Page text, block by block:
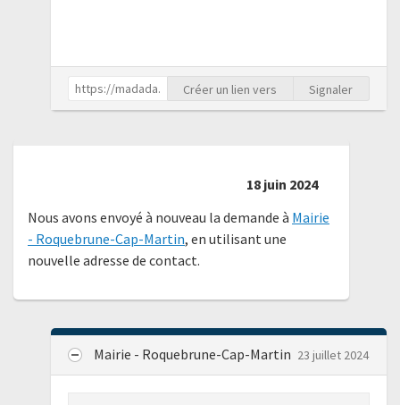
Créer un lien vers Signaler
18 juin 2024
Nous avons envoyé à nouveau la demande à Mairie
- Roquebrune-Cap-Martin, en utilisant une
nouvelle adresse de contact.
Mairie - Roquebrune-Cap-Martin 23 juillet 2024